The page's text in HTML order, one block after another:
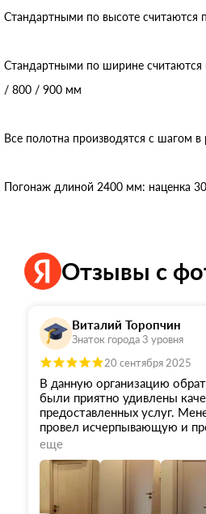
Стандартными по высоте считаются
Стандартными по ширине
/ 800 / 900 мм
Все полотна производятся с шагом
Погонаж длиной 2400 мм: наценка
Отзывы с
Виталий Торопчин
Знаток города 3 уровня
20 сентября 2025
В данную организацию
были приятно удивлены
предоставленных услуг.
провел исчерпывающую и
консультацию по
помог сделать выбор, о
впоследствии жалеть не
изготовили ранее срока,
и доставили на объект в
еще